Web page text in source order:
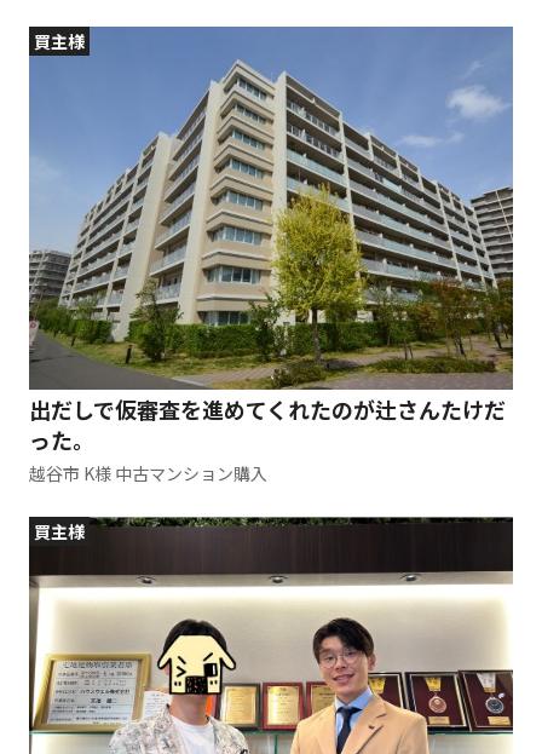
買主様
出だしで仮審査を進めてくれたのが辻さんたけだ
った。
越谷市 K様 中古マンション購入
買主様